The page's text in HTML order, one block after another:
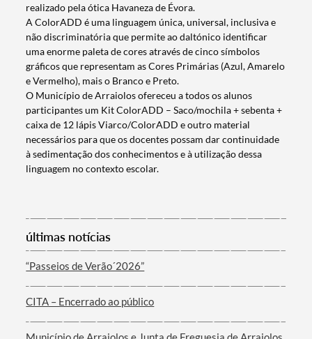
Termo de Pesquisa
realizado pela ótica Havaneza de Évora.
A ColorADD é uma linguagem única, universal, inclusiva e
não discriminatória que permite ao daltónico identificar
uma enorme paleta de cores através de cinco símbolos
gráficos que representam as Cores Primárias (Azul, Amarelo
e Vermelho), mais o Branco e Preto.
O Município de Arraiolos ofereceu a todos os alunos
participantes um Kit ColorADD – Saco/mochila + sebenta +
caixa de 12 lápis Viarco/ColorADD e outro material
necessários para que os docentes possam dar continuidade
à sedimentação dos conhecimentos e à utilização dessa
linguagem no contexto escolar.
últimas notícias
“Passeios de Verão´2026”
CITA – Encerrado ao público